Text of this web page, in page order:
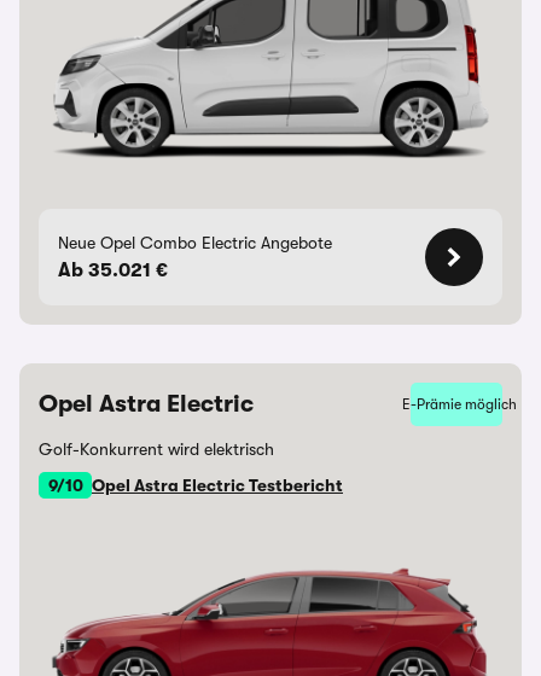
Neue Opel Combo Electric Angebote
Ab 35.021 €
Opel Astra Electric E-Prämie möglich
Golf-Konkurrent wird elektrisch
9/10 Opel Astra Electric Testbericht